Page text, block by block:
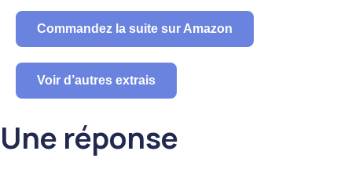
Commandez la suite sur Amazon
Voir d’autres extrais
Une réponse